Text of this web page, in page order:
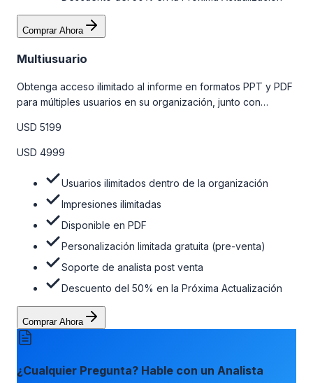
Comprar Ahora
Multiusuario
Obtenga acceso ilimitado al informe en formatos PPT y PDF
para múltiples usuarios en su organización, junto con
venta, el soporte post-venta de nuestros analistas y una
opción de actualización gratuita del informe dentro de 180
la tabla de precios a continuación.
USD 5199
USD 4999
Usuarios ilimitados dentro de la organización
Impresiones ilimitadas
Disponible en PDF
Personalización limitada gratuita (pre-venta)
Soporte de analista post venta
Descuento del 50% en la Próxima Actualización
Comprar Ahora
¿Cualquier Pregunta? Hable con un Analista